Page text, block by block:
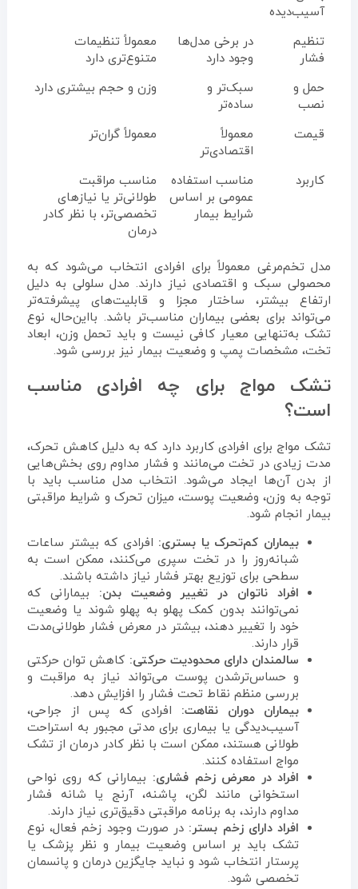
آسیب‌دیده
تنظیم
فشار
در برخی مدل‌ها
وجود دارد
معمولاً تنظیمات
متنوع‌تری دارد
حمل و
نصب
سبک‌تر و
ساده‌تر
وزن و حجم بیشتری دارد
قیمت
معمولاً
اقتصادی‌تر
معمولاً گران‌تر
کاربرد
مناسب استفاده
عمومی بر اساس
شرایط بیمار
مناسب مراقبت
طولانی‌تر یا نیازهای
تخصصی‌تر، با نظر کادر
درمان
مدل تخم‌مرغی معمولاً برای افرادی انتخاب می‌شود که به
محصولی سبک و اقتصادی نیاز دارند. مدل سلولی به دلیل
ارتفاع بیشتر، ساختار مجزا و قابلیت‌های پیشرفته‌تر
می‌تواند برای بعضی بیماران مناسب‌تر باشد. بااین‌حال، نوع
تشک به‌تنهایی معیار کافی نیست و باید تحمل وزن، ابعاد
تخت، مشخصات پمپ و وضعیت بیمار نیز بررسی شود.
تشک مواج برای چه افرادی مناسب
است؟
تشک مواج برای افرادی کاربرد دارد که به دلیل کاهش تحرک،
مدت زیادی در تخت می‌مانند و فشار مداوم روی بخش‌هایی
از بدن آن‌ها ایجاد می‌شود. انتخاب مدل مناسب باید با
توجه به وزن، وضعیت پوست، میزان تحرک و شرایط مراقبتی
بیمار انجام شود.
بیماران کم‌تحرک یا بستری: افرادی که بیشتر ساعات
شبانه‌روز را در تخت سپری می‌کنند، ممکن است به
سطحی برای توزیع بهتر فشار نیاز داشته باشند.
افراد ناتوان در تغییر وضعیت بدن: بیمارانی که
نمی‌توانند بدون کمک پهلو به پهلو شوند یا وضعیت
خود را تغییر دهند، بیشتر در معرض فشار طولانی‌مدت
قرار دارند.
سالمندان دارای محدودیت حرکتی: کاهش توان حرکتی
و حساس‌ترشدن پوست می‌تواند نیاز به مراقبت و
بررسی منظم نقاط تحت فشار را افزایش دهد.
بیماران دوران نقاهت: افرادی که پس از جراحی،
آسیب‌دیدگی یا بیماری برای مدتی مجبور به استراحت
طولانی هستند، ممکن است با نظر کادر درمان از تشک
مواج استفاده کنند.
افراد در معرض زخم فشاری: بیمارانی که روی نواحی
استخوانی مانند لگن، پاشنه، آرنج یا شانه فشار
مداوم دارند، به برنامه مراقبتی دقیق‌تری نیاز دارند.
افراد دارای زخم بستر: در صورت وجود زخم فعال، نوع
تشک باید بر اساس وضعیت بیمار و نظر پزشک یا
پرستار انتخاب شود و نباید جایگزین درمان و پانسمان
تخصصی شود.